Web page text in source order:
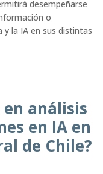
desempeñarse
o
y la IA en sus distintas
análisis
en IA en
de Chile?